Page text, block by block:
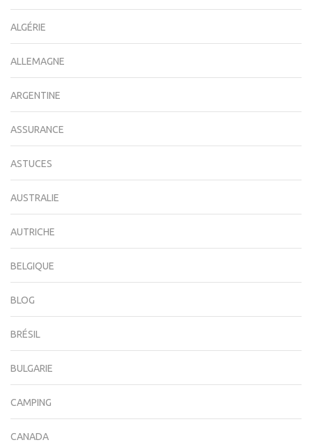
ALGÉRIE
ALLEMAGNE
ARGENTINE
ASSURANCE
ASTUCES
AUSTRALIE
AUTRICHE
BELGIQUE
BLOG
BRÉSIL
BULGARIE
CAMPING
CANADA